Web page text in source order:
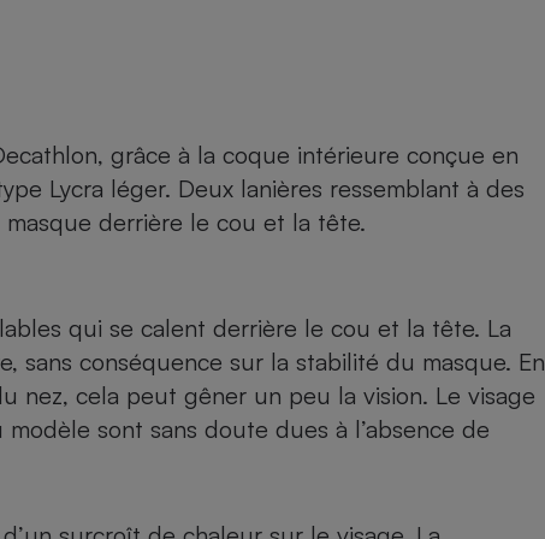
grâce à la coque intérieure conçue en
Lycra léger. Deux lanières ressemblant à des
derrière le cou et la tête.
qui se calent derrière le cou et la tête. La
sans conséquence sur la stabilité du masque. En
nez, cela peut gêner un peu la vision. Le visage
sont sans doute dues à l’absence de